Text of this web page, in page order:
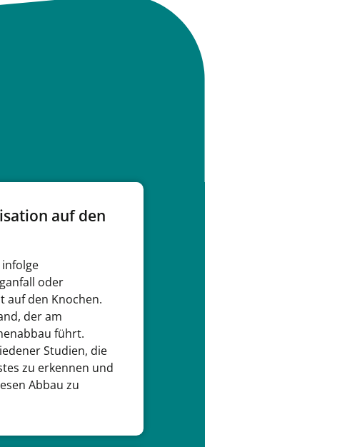
auf den
oder
auf den Knochen.
der am
führt.
Studien, die
zu erkennen und
Abbau zu